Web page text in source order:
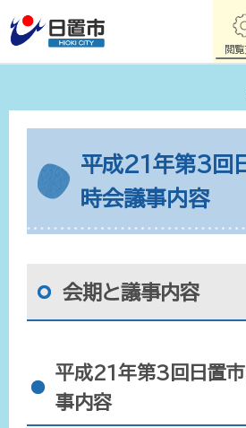
閲
平成21年第3回
時会議事内容
会期と議事内容
平成21年第3回日置
事内容